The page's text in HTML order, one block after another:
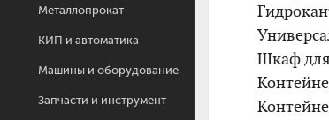
Металлопрокат
КИП и автоматика
Машины и оборудование
Запчасти и инструмент
Шкаф для